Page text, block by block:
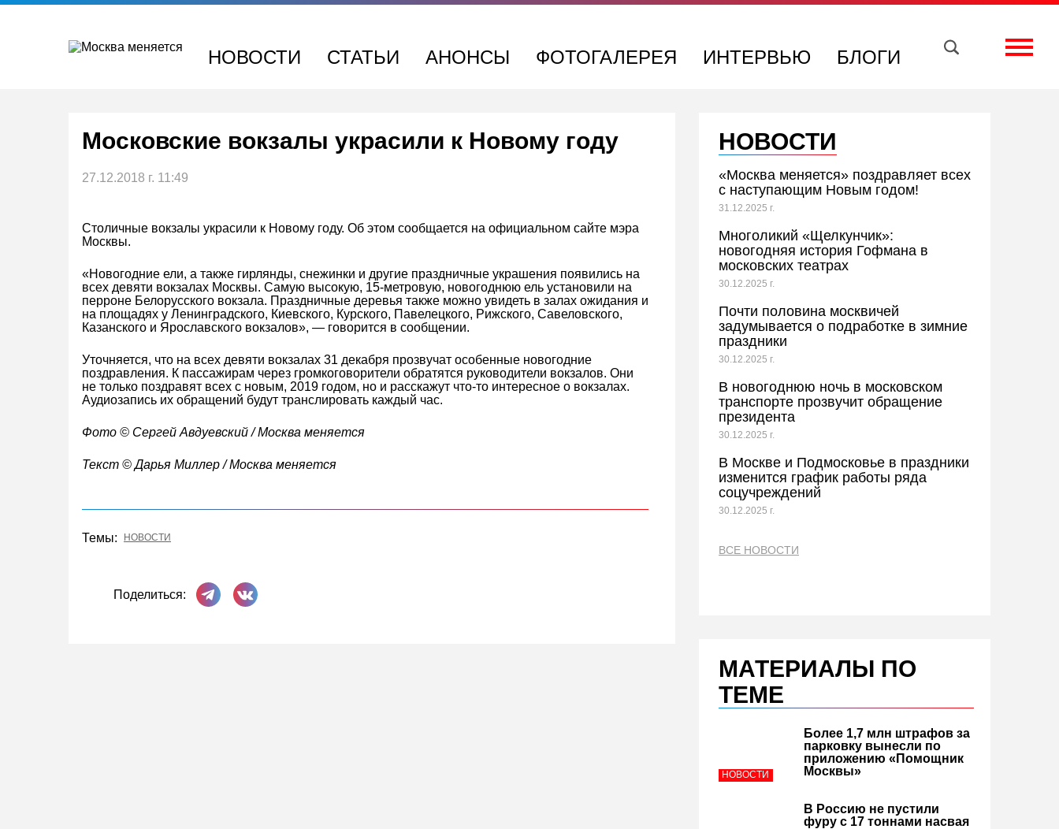
Перейти
НОВОСТИ СТАТЬИ АНОНСЫ ФОТОГАЛЕРЕЯ ИНТЕРВЬЮ БЛОГИ
Московские вокзалы украсили к Новому году
27.12.2018 г. 11:49
Столичные вокзалы украсили к Новому году. Об этом сообщается на официальном сайте мэра
Москвы.
«Новогодние ели, а также гирлянды, снежинки и другие праздничные украшения появились на
всех девяти вокзалах Москвы. Самую высокую, 15-метровую, новогоднюю ель установили на
перроне Белорусского вокзала. Праздничные деревья также можно увидеть в залах ожидания и
на площадях у Ленинградского, Киевского, Курского, Павелецкого, Рижского, Савеловского,
Казанского и Ярославского вокзалов», — говорится в сообщении.
Уточняется, что на всех девяти вокзалах 31 декабря прозвучат особенные новогодние
поздравления. К пассажирам через громкоговорители обратятся руководители вокзалов. Они
не только поздравят всех с новым, 2019 годом, но и расскажут что-то интересное о вокзалах.
Аудиозапись их обращений будут транслировать каждый час.
Фото © Cергей Авдуевский / Москва меняется
Текст © Дарья Миллер / Москва меняется
Темы: НОВОСТИ
Поделиться:
Поделиться в Телеграме
Поделиться ВКонтакте
НОВОСТИ
«Москва меняется» поздравляет всех
с наступающим Новым годом!
31.12.2025 г.
Многоликий «Щелкунчик»:
новогодняя история Гофмана в
московских театрах
30.12.2025 г.
Почти половина москвичей
задумывается о подработке в зимние
праздники
30.12.2025 г.
В новогоднюю ночь в московском
транспорте прозвучит обращение
президента
30.12.2025 г.
В Москве и Подмосковье в праздники
изменится график работы ряда
соцучреждений
30.12.2025 г.
ВСЕ НОВОСТИ
МАТЕРИАЛЫ ПО
ТЕМЕ
НОВОСТИ
Более 1,7 млн штрафов за
парковку вынесли по
приложению «Помощник
Москвы»
В Россию не пустили
фуру с 17 тоннами насвая